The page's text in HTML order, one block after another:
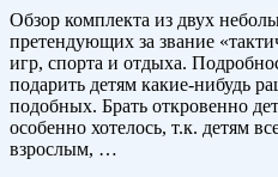
Обзор комплекта из двух
претендующих за звание
игр, спорта и отдыха.
подарить детям какие-нибудь
подобных. Брать откровенно
особенно хотелось, т.к. детям
взрослым, …